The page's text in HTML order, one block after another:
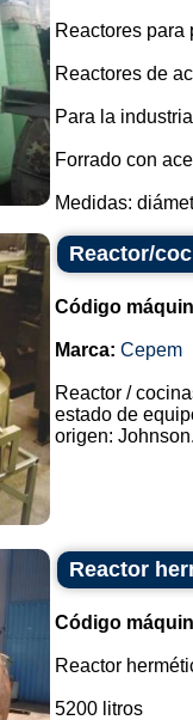
Reactores para
Reactores de
Para la
Forrado con
Medidas:
Reactor/
Código
Marca: Cepem
Reactor /
estado de
origen:
Reactor
Código
Reactor
5200 litros